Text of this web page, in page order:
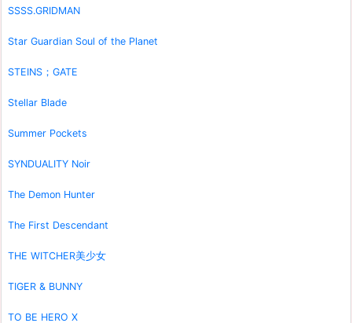
SSSS.GRIDMAN
Star Guardian Soul of the Planet
STEINS；GATE
Stellar Blade
Summer Pockets
SYNDUALITY Noir
The Demon Hunter
The First Descendant
THE WITCHER美少女
TIGER & BUNNY
TO BE HERO X